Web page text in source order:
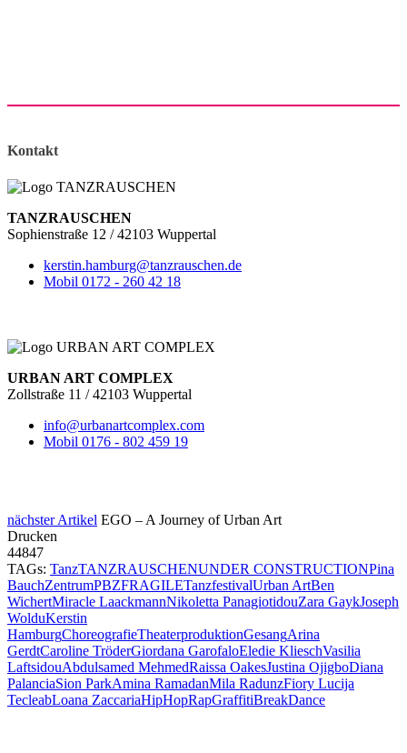
Kontakt
TANZRAUSCHEN
Sophienstraße 12 / 42103 Wuppertal
kerstin.hamburg@tanzrauschen.de
Mobil 0172 - 260 42 18
URBAN ART COMPLEX
Zollstraße 11 / 42103 Wuppertal
info@urbanartcomplex.com
Mobil 0176 - 802 459 19
nächster Artikel EGO – A Journey of Urban Art
Drucken
44847
TAGs: TanzTANZRAUSCHENUNDER CONSTRUCTIONPina
BauchZentrumPBZFRAGILETanzfestivalUrban ArtBen
WichertMiracle LaackmannNikoletta PanagiotidouZara GaykJoseph
WolduKerstin
HamburgChoreografieTheaterproduktionGesangArina
GerdtCaroline TröderGiordana GarofaloEledie KlieschVasilia
LaftsidouAbdulsamed MehmedRaissa OakesJustina OjigboDiana
PalanciaSion ParkAmina RamadanMila RadunzFiory Lucija
TecleabLoana ZaccariaHipHopRapGraffitiBreakDance